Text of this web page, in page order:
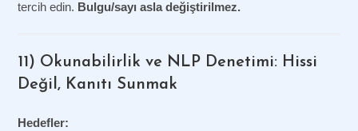
tercih edin. Bulgu/sayı asla değiştirilmez.
11) Okunabilirlik ve NLP Denetimi: Hissi
Değil, Kanıtı Sunmak
Hedefler: